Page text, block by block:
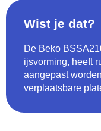
Wist je dat?
De Beko
ijsvorming, heeft
aangepast
verplaatsbare